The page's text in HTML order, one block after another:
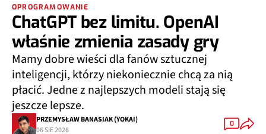
OPROGRAMOWANIE
ChatGPT bez limitu. OpenAI
właśnie zmienia zasady gry
Mamy dobre wieści dla fanów sztucznej
inteligencji, którzy niekoniecznie chcą za nią
płacić. Jedne z najlepszych modeli stają się
jeszcze lepsze.
PRZEMYSŁAW BANASIAK (YOKAI)
06 SIE 2026
0